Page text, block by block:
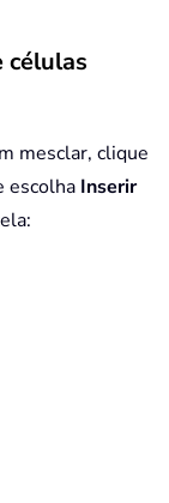
células
mesclar, clique
escolha Inserir